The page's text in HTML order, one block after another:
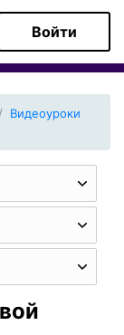
Войти
Видеоуроки